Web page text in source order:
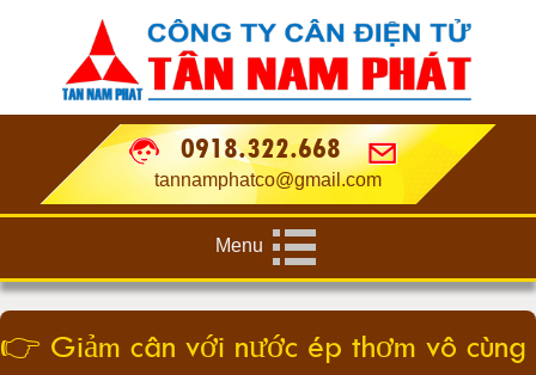
0918.322.668
tannamphatco@gmail.com
Menu
👉 Giảm cân với nước ép thơm vô cùng